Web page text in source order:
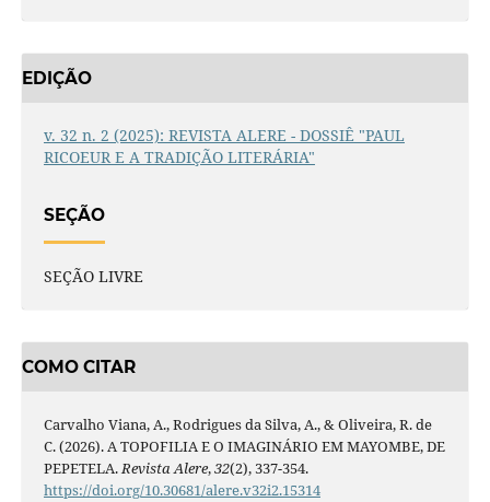
EDIÇÃO
v. 32 n. 2 (2025): REVISTA ALERE - DOSSIÊ "PAUL
RICOEUR E A TRADIÇÃO LITERÁRIA"
SEÇÃO
SEÇÃO LIVRE
COMO CITAR
Carvalho Viana, A., Rodrigues da Silva, A., & Oliveira, R. de
C. (2026). A TOPOFILIA E O IMAGINÁRIO EM MAYOMBE, DE
PEPETELA.Revista Alere,32(2), 337-354.
https://doi.org/10.30681/alere.v32i2.15314